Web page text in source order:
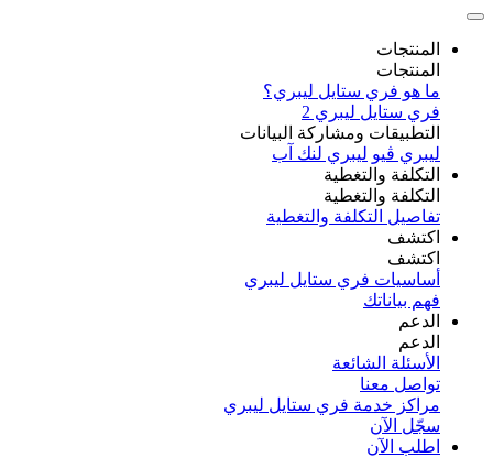
المنتجات
المنتجات
ما هو فري ستايل ليبري؟
فري ستايل ليبري 2
التطبيقات ومشاركة البيانات
ليبري ڤيو ليبري لنك آب
التكلفة والتغطية
التكلفة والتغطية
تفاصيل التكلفة والتغطية
اكتشف​
اكتشف​
أساسيات فري ستايل ليبري
فهم بياناتك
الدعم
الدعم
الأسئلة الشائعة
تواصل معنا
مراكز خدمة فري ستايل ليبري
سجّل الآن​
اطلب الآن